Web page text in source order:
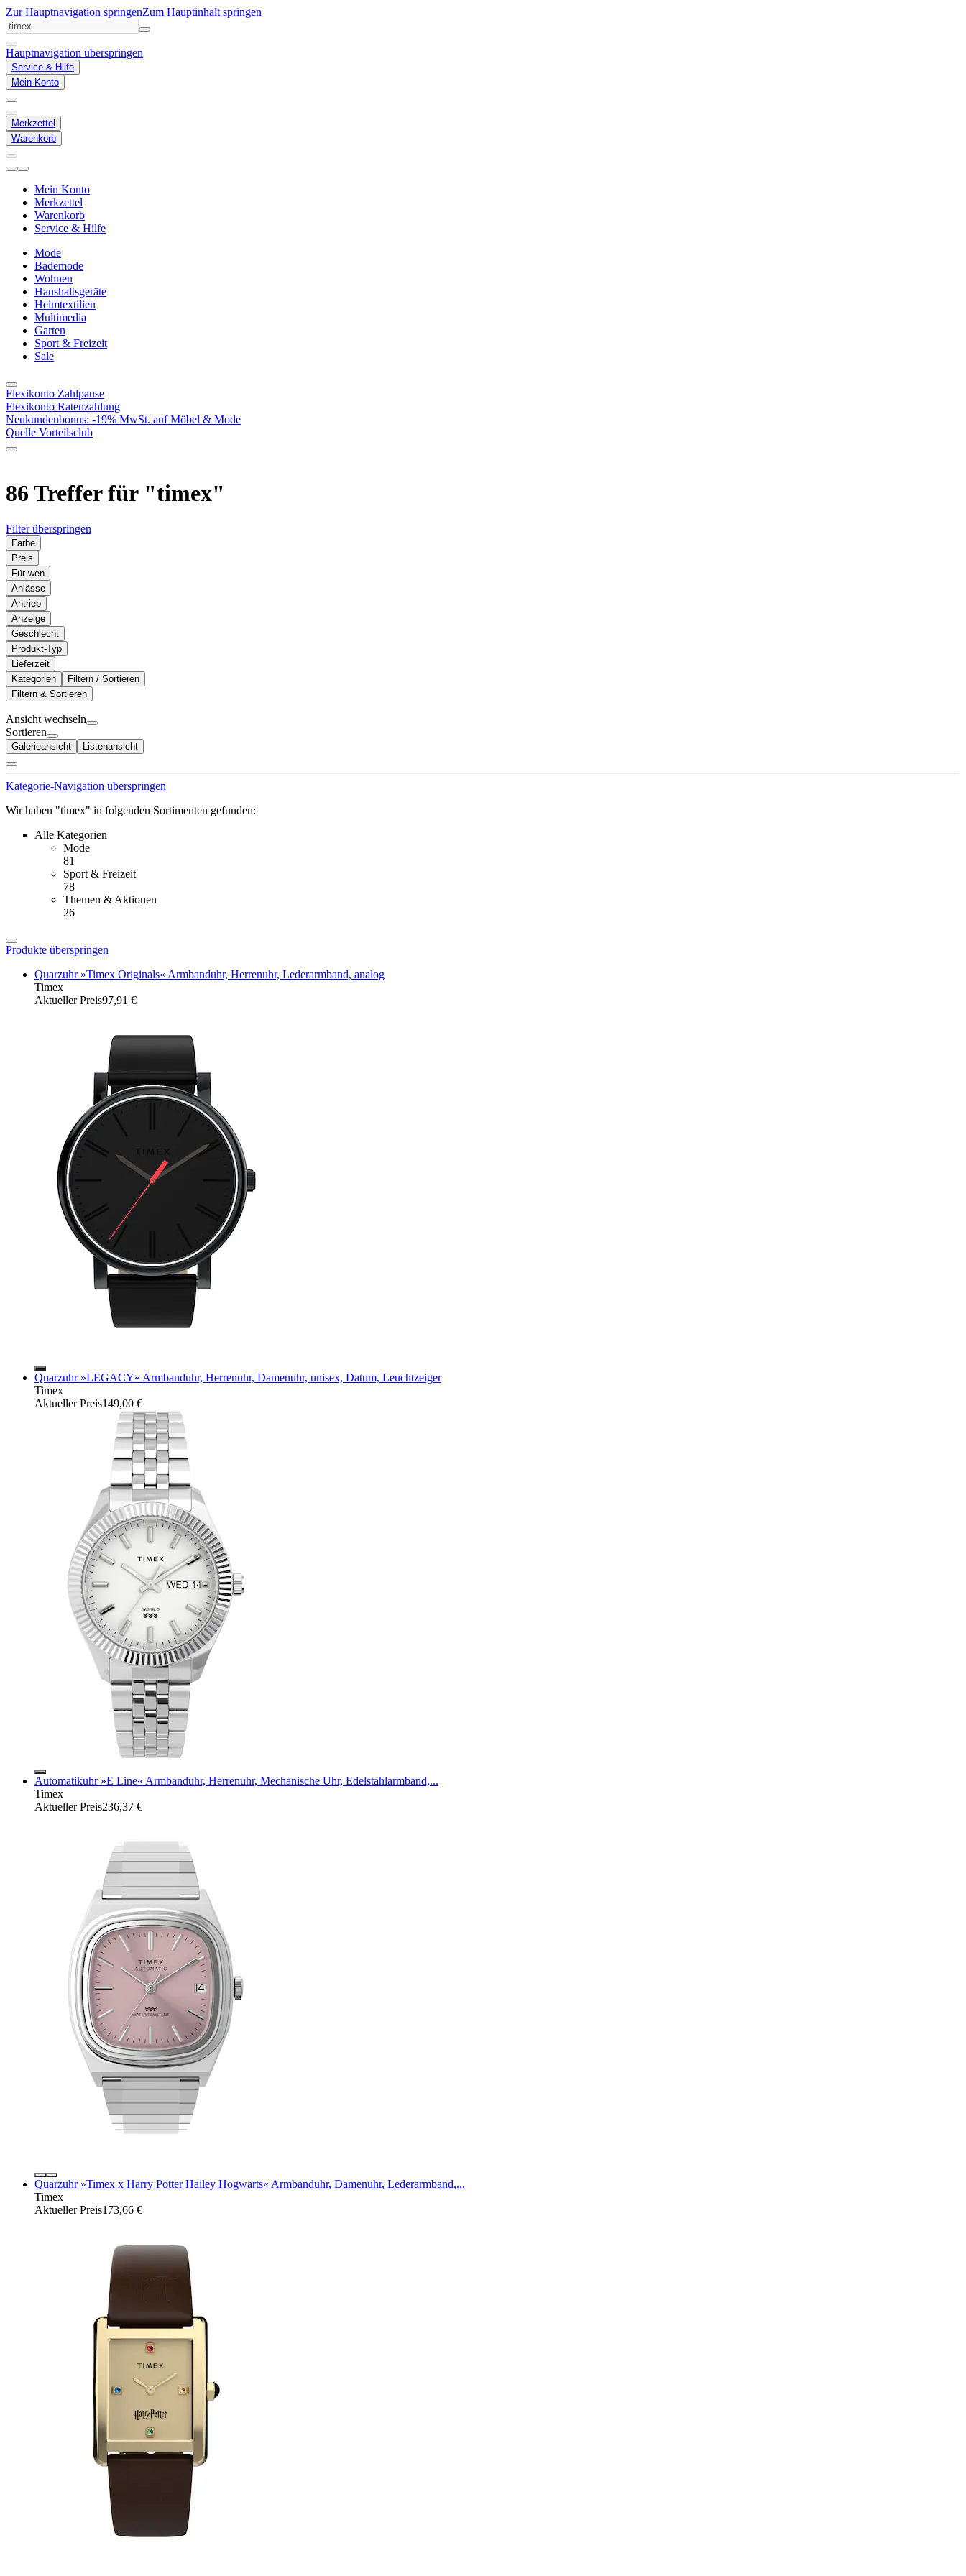
Zur Hauptnavigation springenZum Hauptinhalt springen
Hauptnavigation überspringen
Service & Hilfe
Mein Konto
Merkzettel
Warenkorb
Mein Konto
Merkzettel
Warenkorb
Service & Hilfe
Mode
Bademode
Wohnen
Haushaltsgeräte
Heimtextilien
Multimedia
Garten
Sport & Freizeit
Sale
Flexikonto Zahlpause
Flexikonto Ratenzahlung
Neukundenbonus: -19% MwSt. auf Möbel & Mode
Quelle Vorteilsclub
86 Treffer für "timex"
Filter überspringen
Farbe
Preis
Für wen
Anlässe
Antrieb
Anzeige
Geschlecht
Produkt-Typ
Lieferzeit
Kategorien
Filtern / Sortieren
Filtern & Sortieren
Ansicht wechseln
Sortieren
Galerieansicht Listenansicht
Kategorie-Navigation überspringen
Wir haben "timex" in folgenden Sortimenten gefunden:
Alle Kategorien
Mode
81
Sport & Freizeit
78
Themen & Aktionen
26
Produkte überspringen
Quarzuhr »Timex Originals« Armbanduhr, Herrenuhr, Lederarmband, analog
Timex
Aktueller Preis97,91 €
Quarzuhr »LEGACY« Armbanduhr, Herrenuhr, Damenuhr, unisex, Datum, Leuchtzeiger
Timex
Aktueller Preis149,00 €
Automatikuhr »E Line« Armbanduhr, Herrenuhr, Mechanische Uhr, Edelstahlarmband,...
Timex
Aktueller Preis236,37 €
Quarzuhr »Timex x Harry Potter Hailey Hogwarts« Armbanduhr, Damenuhr, Lederarmband,...
Timex
Aktueller Preis173,66 €